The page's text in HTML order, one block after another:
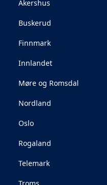
Akershus
Buskerud
Finnmark
Innlandet
Møre og Romsdal
Nordland
Oslo
Rogaland
Telemark
Troms